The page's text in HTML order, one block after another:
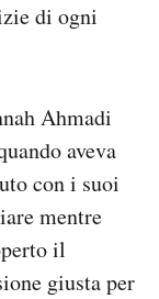
di ogni
Ahmadi
aveva
con i suoi
mentre
il
giusta per